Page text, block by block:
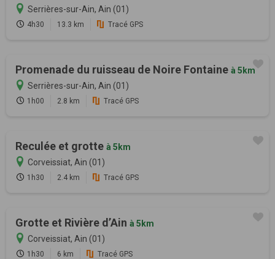
Serrières-sur-Ain, Ain (01)
4h30 13.3 km Tracé GPS
Promenade du ruisseau de Noire Fontaine à 5km
Serrières-sur-Ain, Ain (01)
1h00 2.8 km Tracé GPS
Reculée et grotte à 5km
Corveissiat, Ain (01)
1h30 2.4 km Tracé GPS
Grotte et Rivière d’Ain à 5km
Corveissiat, Ain (01)
1h30 6 km Tracé GPS